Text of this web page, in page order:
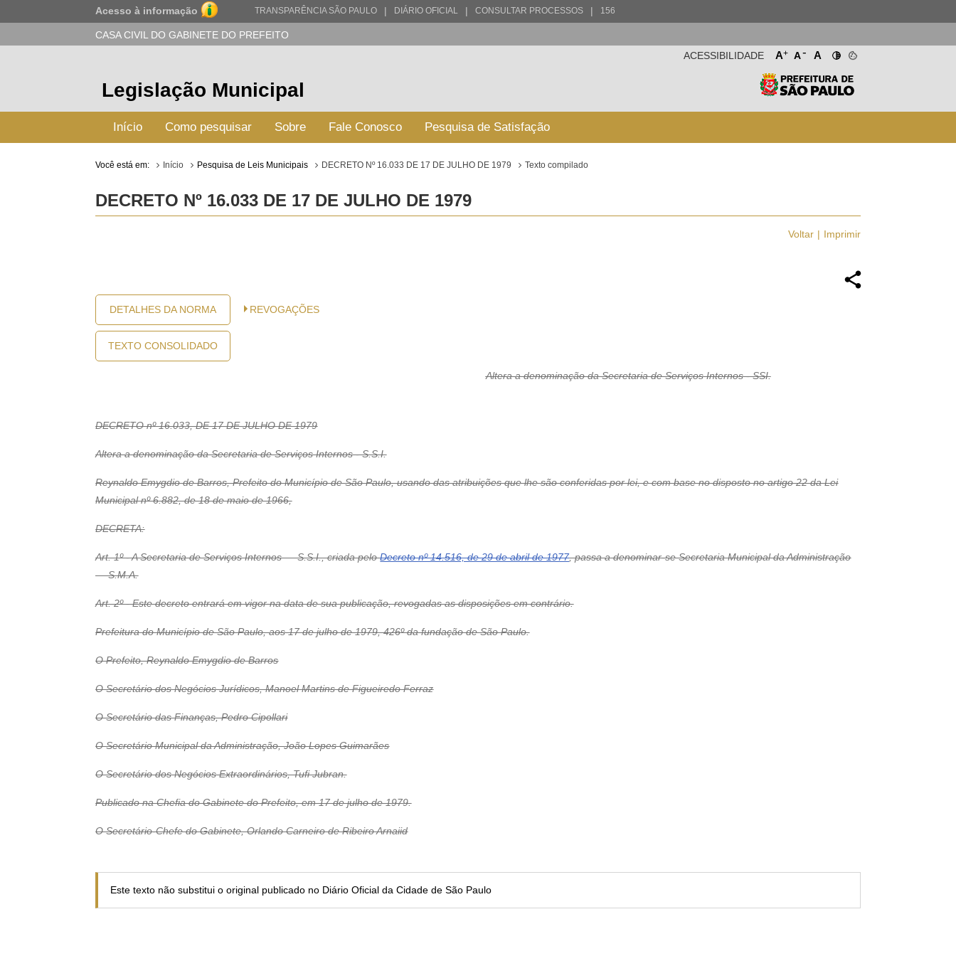
Acesso à informação TRANSPARÊNCIA SÃO PAULO | DIÁRIO OFICIAL | CONSULTAR PROCESSOS | 156
CASA CIVIL DO GABINETE DO PREFEITO
A+ A- A
ACESSIBILIDADE
Legislação Municipal
Início Como pesquisar Sobre Fale Conosco Pesquisa de Satisfação
Você está em: Início Pesquisa de Leis Municipais DECRETO Nº 16.033 DE 17 DE JULHO DE 1979 Texto compilado
DECRETO Nº 16.033 DE 17 DE JULHO DE 1979
Voltar Imprimir
DETALHES DA NORMA
TEXTO CONSOLIDADO
REVOGAÇÕES
Altera a denominação da Secretaria de Serviços Internos - SSI.
DECRETO nº 16.033, DE 17 DE JULHO DE 1979
Altera a denominação da Secretaria de Serviços Internos - S.S.I.
Reynaldo Emygdio de Barros, Prefeito do Município de São Paulo, usando das atribuições que lhe são conferidas por lei, e com base no disposto no artigo 22 da Lei
Municipal nº 6.882, de 18 de maio de 1966,
DECRETA:
Art. 1º - A Secretaria de Serviços Internos — S.S.I., criada peloDecreto nº 14.516, de 29 de abril de 1977, passa a denominar-se Secretaria Municipal da Administração
— S.M.A.
Art. 2º - Este decreto entrará em vigor na data de sua publicação, revogadas as disposições em contrário.
Prefeitura do Município de São Paulo, aos 17 de julho de 1979, 426º da fundação de São Paulo.
O Prefeito, Reynaldo Emygdio de Barros
O Secretário dos Negócios Jurídicos, Manoel Martins de Figueiredo Ferraz
O Secretário das Finanças, Pedro Cipollari
O Secretário Municipal da Admi­nistração, João Lopes Guimarães
O Secretário dos Negócios Extraordiná­rios, Tufi Jubran.
Publicado na Chefia do Gabinete do Prefeito, em 17 de julho de 1979.
O Secretário-Chefe do Gabinete, Orlando Carneiro de Ribeiro Arnaiid
Este texto não substitui o original publicado no Diário Oficial da Cidade de São Paulo